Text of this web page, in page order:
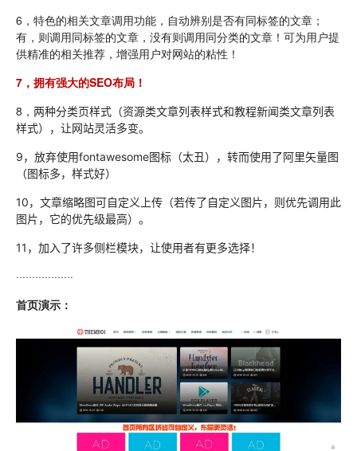
6，特色的相关文章调用功能，自动辨别是否有同标签的文章；
有，则调用同标签的文章，没有则调用同分类的文章！可为用户提
供精准的相关推荐，增强用户对网站的粘性！
7，拥有强大的SEO布局！
8， 两种分类页样式（资源类文章列表样式和教程新闻类文章列表
样式），让网站灵活多变。
9，放弃使用fontawesome图标（太丑），转而使用了阿里矢量图
（图标多，样式好）
10，文章缩略图可自定义上传（若传了自定义图片，则优先调用此
图片，它的优先级最高）。
11，加入了许多侧栏模块，让使用者有更多选择！
··················
首页演示：